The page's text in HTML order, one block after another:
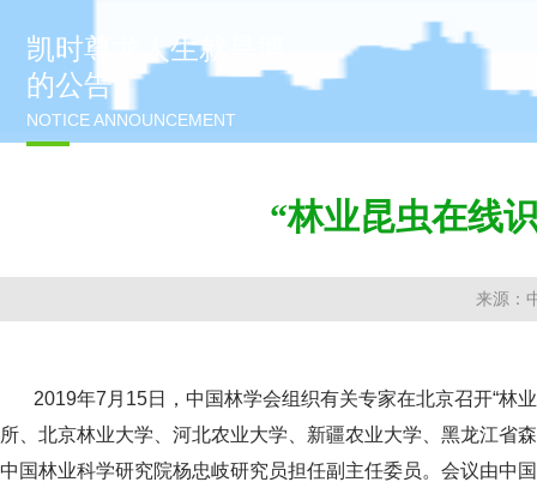
凯时尊龙人生就是博
的公告
NOTICE ANNOUNCEMENT
“林业昆虫在线
来源：
2019年7月15日，中国林学会组织有关专家在北京召开“林
所、北京林业大学、河北农业大学、新疆农业大学、黑龙江省
中国林业科学研究院杨忠岐研究员担任副主任委员。会议由中